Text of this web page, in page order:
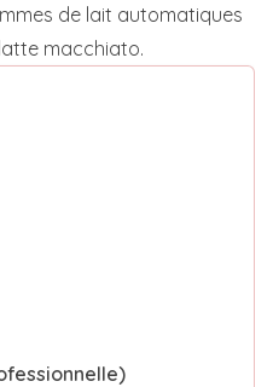
de lait automatiques
macchiato.